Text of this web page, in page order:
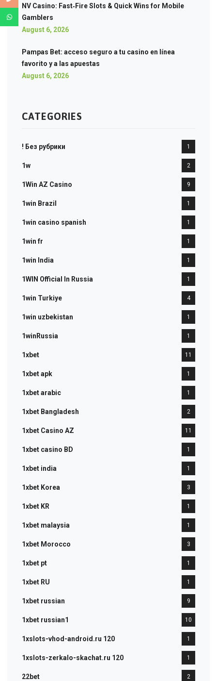
NV Casino: Fast‑Fire Slots & Quick Wins for Mobile
Gamblers
August 6, 2026
Pampas Bet: acceso seguro a tu casino en línea
favorito y a las apuestas
August 6, 2026
CATEGORIES
! Без рубрики 1
1w 2
1Win AZ Casino 9
1win Brazil 1
1win casino spanish 1
1win fr 1
1win India 1
1WIN Official In Russia 1
1win Turkiye 4
1win uzbekistan 1
1winRussia 1
1xbet 11
1xbet apk 1
1xbet arabic 1
1xbet Bangladesh 2
1xbet Casino AZ 11
1xbet casino BD 1
1xbet india 1
1xbet Korea 3
1xbet KR 1
1xbet malaysia 1
1xbet Morocco 3
1xbet pt 1
1xbet RU 1
1xbet russian 9
1xbet russian1 10
1xslots-vhod-android.ru 120 1
1xslots-zerkalo-skachat.ru 120 1
22bet 2